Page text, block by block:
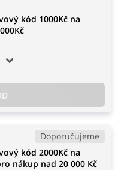
kód 1000Kč na
Doporučujeme
kód 2000Kč na
nákup nad 20 000 Kč